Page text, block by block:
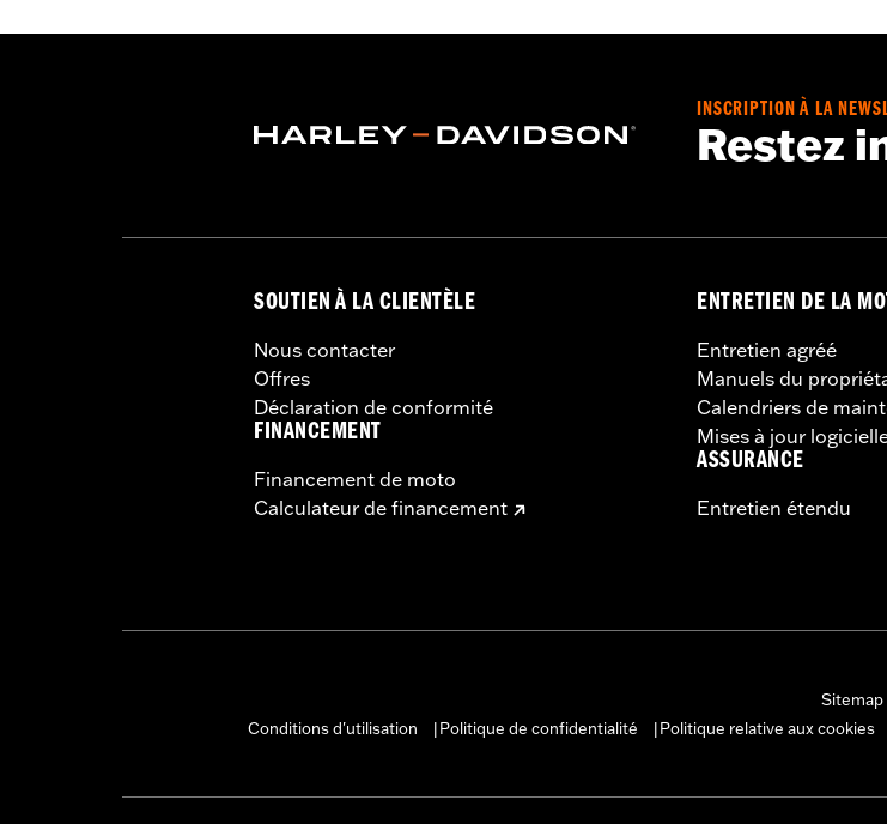
Collection:Adversary
INSCRIPTION À LA
Restez
SOUTIEN À LA CLIENTÈLE
Nous contacter
Offres
Déclaration de conformité
FINANCEMENT
Financement de moto
Calculateur de financement
ENTRETIEN DE LA
Entretien agréé
Manuels du
Calendriers de
Mises à jour
ASSURANCE
Entretien étendu
Sitemap
Conditions d'utilisation
Politique de confidentialité Politique relative aux cookies